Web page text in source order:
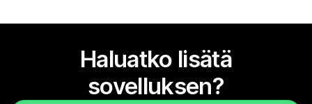
Haluatko lisätä
sovelluksen?